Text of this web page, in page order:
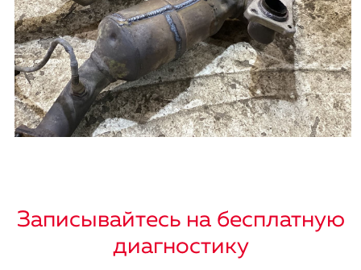
Записывайтесь на бесплатную
диагностику